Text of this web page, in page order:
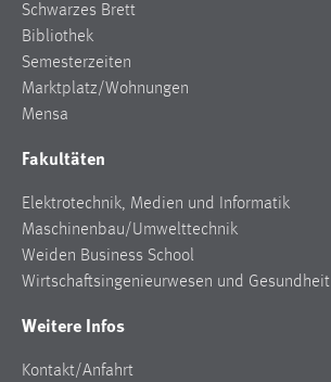
Schwarzes Brett
Bibliothek
Semesterzeiten
Marktplatz/Wohnungen
Mensa
Fakultäten
Elektrotechnik, Medien und Informatik
Maschinenbau/Umwelttechnik
Weiden Business School
Wirtschaftsingenieurwesen und Gesundheit
Weitere Infos
Kontakt/Anfahrt